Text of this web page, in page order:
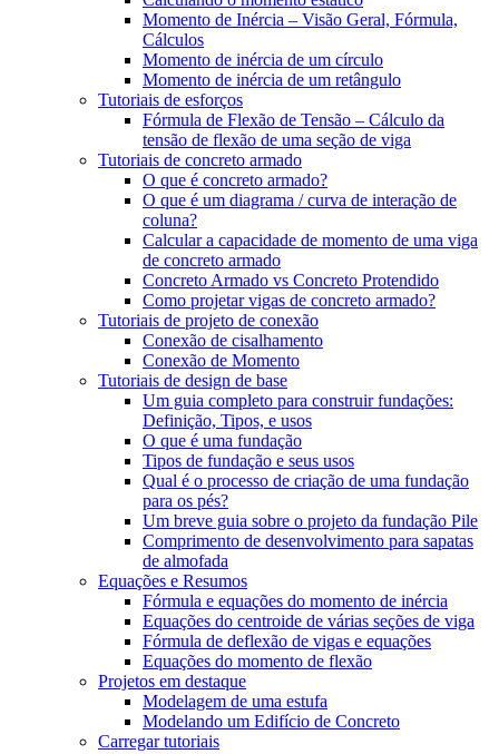
Momento de Inércia – Visão Geral, Fórmula,
Cálculos
Momento de inércia de um círculo
Momento de inércia de um retângulo
Tutoriais de esforços
Fórmula de Flexão de Tensão – Cálculo da
tensão de flexão de uma seção de viga
Tutoriais de concreto armado
O que é concreto armado?
O que é um diagrama / curva de interação de
coluna?
Calcular a capacidade de momento de uma viga
de concreto armado
Concreto Armado vs Concreto Protendido
Como projetar vigas de concreto armado?
Tutoriais de projeto de conexão
Conexão de cisalhamento
Conexão de Momento
Tutoriais de design de base
Um guia completo para construir fundações:
Definição, Tipos, e usos
O que é uma fundação
Tipos de fundação e seus usos
Qual é o processo de criação de uma fundação
para os pés?
Um breve guia sobre o projeto da fundação Pile
Comprimento de desenvolvimento para sapatas
de almofada
Equações e Resumos
Fórmula e equações do momento de inércia
Equações do centroide de várias seções de viga
Fórmula de deflexão de vigas e equações
Equações do momento de flexão
Projetos em destaque
Modelagem de uma estufa
Modelando um Edifício de Concreto
Carregar tutoriais